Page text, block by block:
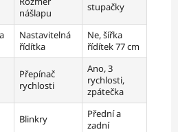
nášlapu
stupačky
Nastavitelná
řídítka
Ne, šířka
řídítek 77 cm
Přepínač
rychlosti
Ano, 3
rychlosti,
zpátečka
Blinkry
Přední a
zadní